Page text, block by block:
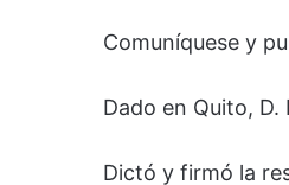
Comuníquese y
Dado en Quito, D.
Dictó y firmó la